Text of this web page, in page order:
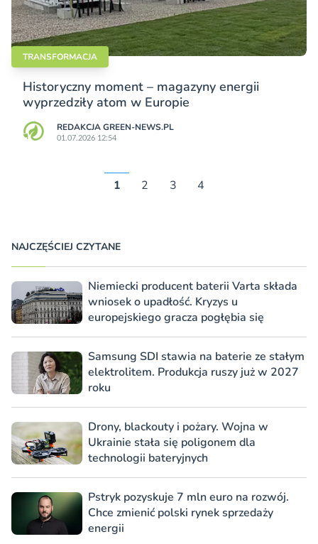
TRANSFORMACJA
Historyczny moment – magazyny energii
wyprzedziły atom w Europie
REDAKCJA GREEN-NEWS.PL
01.07.2026 12:54
1 2 3 4
NAJCZĘŚCIEJ CZYTANE
Niemiecki producent baterii Varta składa
wniosek o upadłość. Kryzys u
europejskiego gracza pogłębia się
Samsung SDI stawia na baterie ze stałym
elektrolitem. Produkcja ruszy już w 2027
roku
Drony, blackouty i pożary. Wojna w
Ukrainie stała się poligonem dla
technologii bateryjnych
Pstryk pozyskuje 7 mln euro na rozwój.
Chce zmienić polski rynek sprzedaży
energii